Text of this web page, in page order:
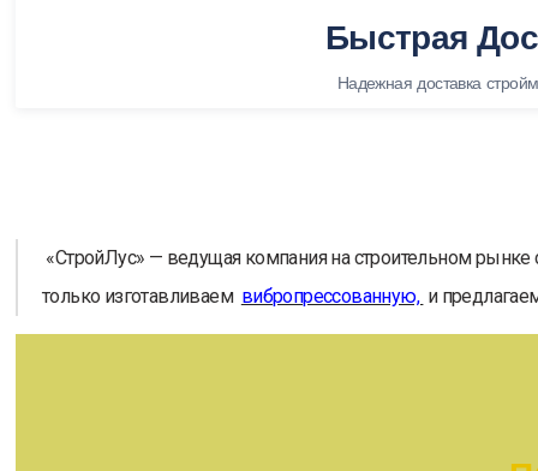
Быстрая
Надежная доставка
«СтройЛус» — ведущая компания на строительном
только изготавливаем вибропрессованную, и